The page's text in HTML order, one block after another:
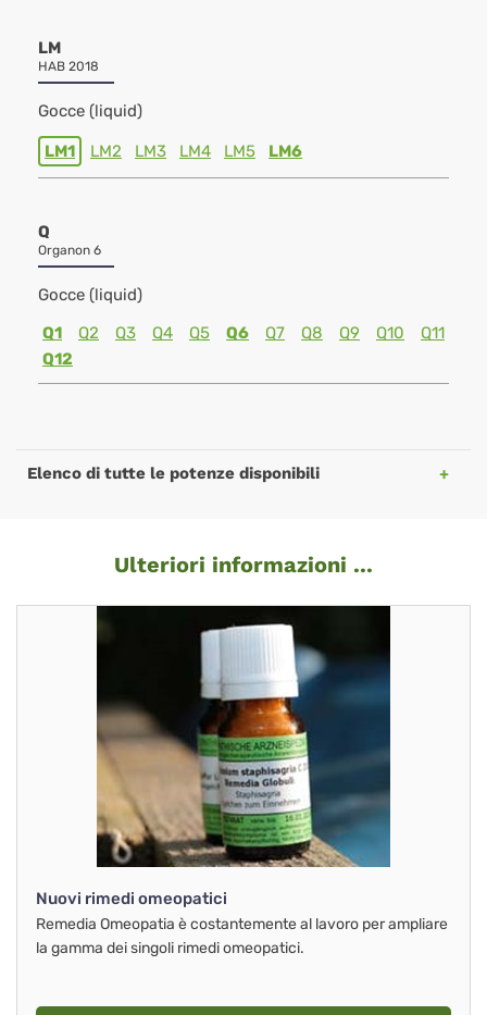
LM
HAB 2018
Gocce (liquid)
LM1 LM2 LM3 LM4 LM5 LM6
Q
Organon 6
Gocce (liquid)
Q1
Q2 Q3 Q4 Q5 Q6 Q7 Q8 Q9 Q10
Q11
Q12
Elenco di tutte le potenze disponibili
Ulteriori informazioni ...
Nuovi rimedi omeopatici
Remedia Omeopatia è costantemente al lavoro per ampliare
la gamma dei singoli rimedi omeopatici.